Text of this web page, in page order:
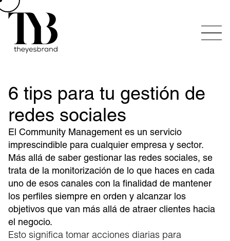
6 tips para tu gestión de
redes sociales
El Community Management es un servicio
imprescindible para cualquier empresa y sector.
Más allá de saber gestionar las redes sociales, se
trata de la monitorización de lo que haces en cada
uno de esos canales con la finalidad de mantener
los perfiles siempre en orden y alcanzar los
objetivos que van más allá de atraer clientes hacia
el negocio.
Esto significa tomar acciones diarias para